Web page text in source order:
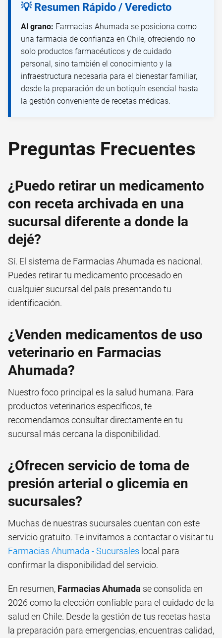
💡 Resumen Rápido / Veredicto
Al grano: Farmacias Ahumada se posiciona como
una farmacia de confianza en Chile, ofreciendo no
solo productos farmacéuticos y de cuidado
personal, sino también el conocimiento y la
infraestructura necesaria para el bienestar familiar,
desde la preparación de un botiquín esencial hasta
la gestión conveniente de recetas médicas.
Preguntas Frecuentes
¿Puedo retirar un medicamento
con receta archivada en una
sucursal diferente a donde la
dejé?
Sí. El sistema de Farmacias Ahumada es nacional.
Puedes retirar tu medicamento procesado en
cualquier sucursal del país presentando tu
identificación.
¿Venden medicamentos de uso
veterinario en Farmacias
Ahumada?
Nuestro foco principal es la salud humana. Para
productos veterinarios específicos, te
recomendamos consultar directamente en tu
sucursal más cercana la disponibilidad.
¿Ofrecen servicio de toma de
presión arterial o glicemia en
sucursales?
Muchas de nuestras sucursales cuentan con este
servicio gratuito. Te invitamos a contactar o visitar tu
Farmacias Ahumada - Sucursales local para
confirmar la disponibilidad del servicio.
En resumen, Farmacias Ahumada se consolida en
2026 como la elección confiable para el cuidado de la
salud en Chile. Desde la gestión de tus recetas hasta
la preparación para emergencias, encuentras calidad,